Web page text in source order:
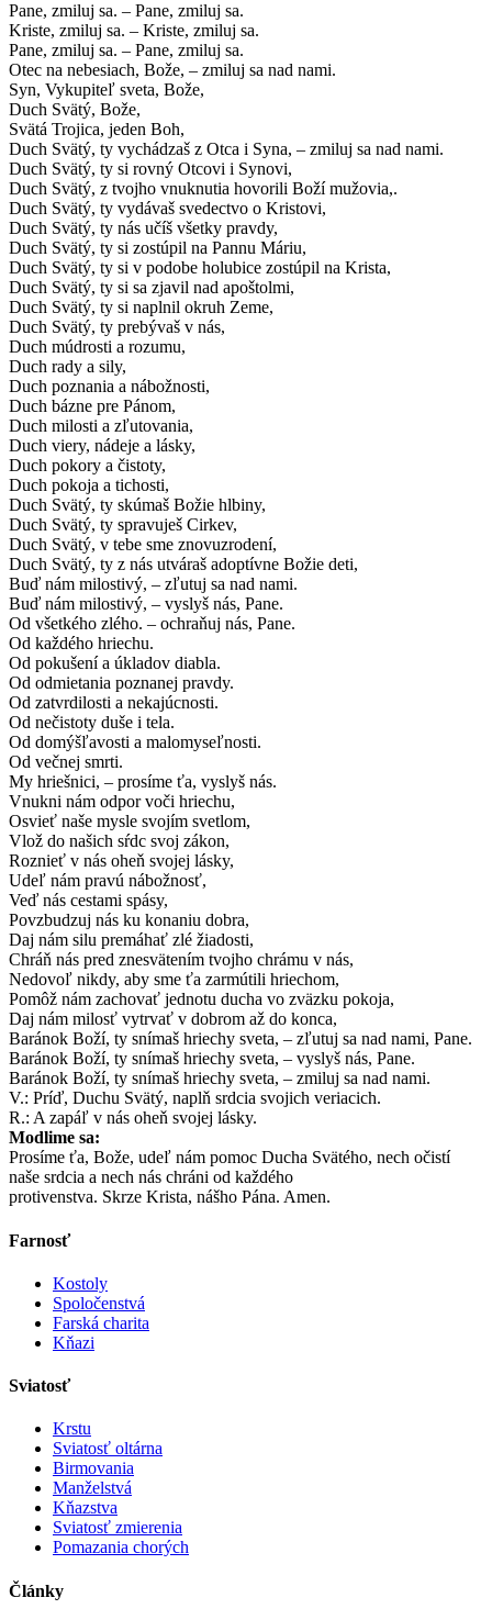
Pane, zmiluj sa. – Pane, zmiluj sa.
Kriste, zmiluj sa. – Kriste, zmiluj sa.
Pane, zmiluj sa. – Pane, zmiluj sa.
Otec na nebesiach, Bože, – zmiluj sa nad nami.
Syn, Vykupiteľ sveta, Bože,
Duch Svätý, Bože,
Svätá Trojica, jeden Boh,
Duch Svätý, ty vychádzaš z Otca i Syna, – zmiluj sa nad nami.
Duch Svätý, ty si rovný Otcovi i Synovi,
Duch Svätý, z tvojho vnuknutia hovorili Boží mužovia,.
Duch Svätý, ty vydávaš svedectvo o Kristovi,
Duch Svätý, ty nás učíš všetky pravdy,
Duch Svätý, ty si zostúpil na Pannu Máriu,
Duch Svätý, ty si v podobe holubice zostúpil na Krista,
Duch Svätý, ty si sa zjavil nad apoštolmi,
Duch Svätý, ty si naplnil okruh Zeme,
Duch Svätý, ty prebývaš v nás,
Duch múdrosti a rozumu,
Duch rady a sily,
Duch poznania a nábožnosti,
Duch bázne pre Pánom,
Duch milosti a zľutovania,
Duch viery, nádeje a lásky,
Duch pokory a čistoty,
Duch pokoja a tichosti,
Duch Svätý, ty skúmaš Božie hlbiny,
Duch Svätý, ty spravuješ Cirkev,
Duch Svätý, v tebe sme znovuzrodení,
Duch Svätý, ty z nás utváraš adoptívne Božie deti,
Buď nám milostivý, – zľutuj sa nad nami.
Buď nám milostivý, – vyslyš nás, Pane.
Od všetkého zlého. – ochraňuj nás, Pane.
Od každého hriechu.
Od pokušení a úkladov diabla.
Od odmietania poznanej pravdy.
Od zatvrdilosti a nekajúcnosti.
Od nečistoty duše i tela.
Od domýšľavosti a malomyseľnosti.
Od večnej smrti.
My hriešnici, – prosíme ťa, vyslyš nás.
Vnukni nám odpor voči hriechu,
Osvieť naše mysle svojím svetlom,
Vlož do našich sŕdc svoj zákon,
Roznieť v nás oheň svojej lásky,
Udeľ nám pravú nábožnosť,
Veď nás cestami spásy,
Povzbudzuj nás ku konaniu dobra,
Daj nám silu premáhať zlé žiadosti,
Chráň nás pred znesvätením tvojho chrámu v nás,
Nedovoľ nikdy, aby sme ťa zarmútili hriechom,
Pomôž nám zachovať jednotu ducha vo zväzku pokoja,
Daj nám milosť vytrvať v dobrom až do konca,
Baránok Boží, ty snímaš hriechy sveta, – zľutuj sa nad nami, Pane.
Baránok Boží, ty snímaš hriechy sveta, – vyslyš nás, Pane.
Baránok Boží, ty snímaš hriechy sveta, – zmiluj sa nad nami.
V.: Príď, Duchu Svätý, naplň srdcia svojich veriacich.
R.: A zapáľ v nás oheň svojej lásky.
Modlime sa:
Prosíme ťa, Bože, udeľ nám pomoc Ducha Svätého, nech očistí
naše srdcia a nech nás chráni od každého
protivenstva. Skrze Krista, nášho Pána. Amen.
Farnosť
Kostoly
Spoločenstvá
Farská charita
Kňazi
Sviatosť
Krstu
Sviatosť oltárna
Birmovania
Manželstvá
Kňazstva
Sviatosť zmierenia
Pomazania chorých
Články